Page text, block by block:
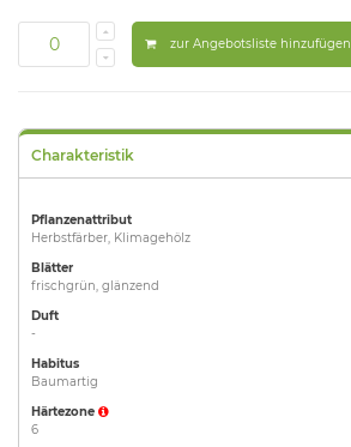
zur Angebotsliste hinzufügen
Charakteristik
Pflanzenattribut
Herbstfärber, Klimagehölz
Blätter
frischgrün, glänzend
Duft
-
Habitus
Baumartig
Härtezone
6